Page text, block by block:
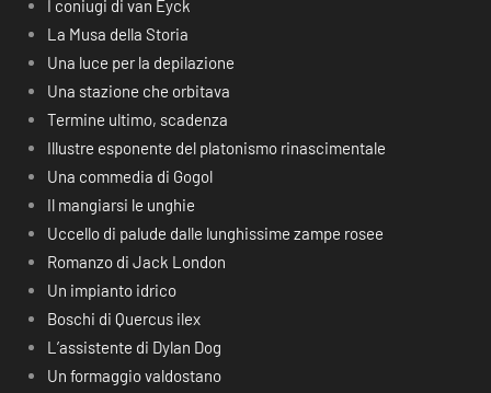
I coniugi di van Eyck
La Musa della Storia
Una luce per la depilazione
Una stazione che orbitava
Termine ultimo, scadenza
Illustre esponente del platonismo rinascimentale
Una commedia di Gogol
Il mangiarsi le unghie
Uccello di palude dalle lunghissime zampe rosee
Romanzo di Jack London
Un impianto idrico
Boschi di Quercus ilex
L’assistente di Dylan Dog
Un formaggio valdostano